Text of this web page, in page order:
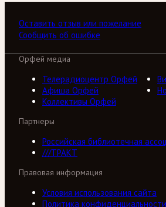
Оставить отзыв или пожелание
Сообщить об ошибке
Орфей медиа
Телерадиоцентр Орфей
Афиша Орфей
Коллективы Орфей
Партнеры
Российская библиотечная
///ТРАКТ
Правовая информация
Условия использования сайта
Политика конфиденциальности